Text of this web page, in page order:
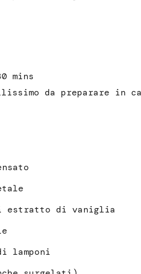
mins
da preparare in
estratto di vaniglia
lamponi